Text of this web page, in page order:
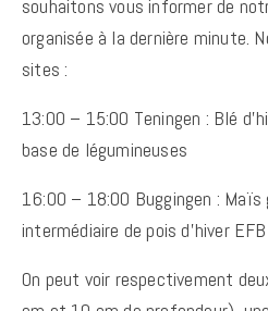
souhaitons vous informer de
organisée à la dernière minute.
sites :
13:00 – 15:00 Teningen : Blé
base de légumineuses
16:00 – 18:00 Buggingen :
intermédiaire de pois d’hiver
On peut voir respectivement